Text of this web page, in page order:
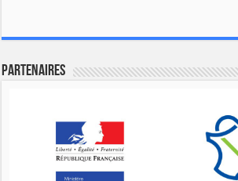
Partenaires